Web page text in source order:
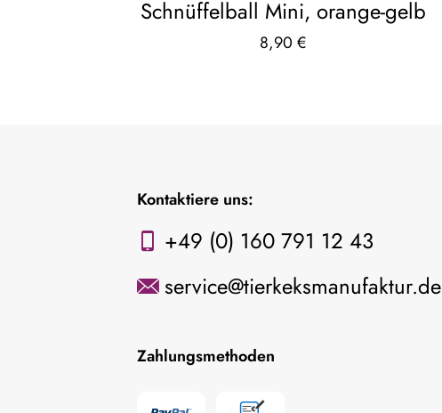
Schnüffelball Mini, orange-gelb
8,90€
Kontaktiere uns:
+49 (0) 160 791 12 43
service@tierkeksmanufaktur.de
Zahlungsmethoden